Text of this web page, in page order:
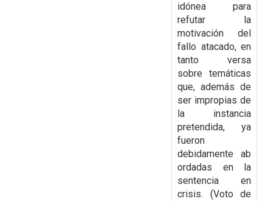
idónea para
refutar la
motivación del
fallo atacado, en
tanto versa
sobre temáticas
que, además de
ser impropias de
la instancia
pretendida, ya
fueron
debidamente ab
ordadas en la
sentencia en
crisis. (Voto de